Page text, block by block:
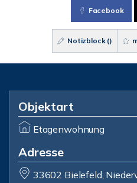
Facebook
Notizblock ()
Objektart
Etagenwohnung
Adresse
33602 Bielefeld,